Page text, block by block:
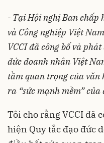
- Tại Hội nghị Ban chấp
và Công nghiệp Việt
VCCI đã công bố và
đức doanh nhân Việt
tầm quan trọng của
ra “sức mạnh mềm”
Tôi cho rằng VCCI đã
hiện Quy tắc đạo đức